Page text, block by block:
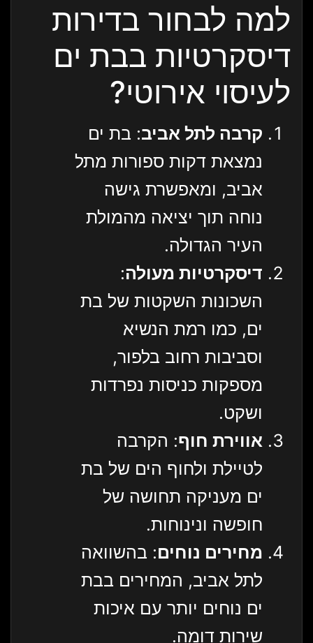
למה לבחור בדירות
דיסקרטיות בבת ים
לעיסוי אירוטי?
קרבה לתל אביב: בת ים
נמצאת דקות ספורות מתל
אביב, ומאפשרת גישה
נוחה תוך יציאה מהמולת
העיר הגדולה.
דיסקרטיות מעולה:
השכונות השקטות של בת
ים, כמו רמת הנשיא
וסביבות רחוב בלפור,
מספקות כניסות נפרדות
ושקט.
אווירת חוף: הקרבה
לטיילת ולחוף הים של בת
ים מעניקה תחושה של
חופשה ונינוחות.
מחירים נוחים: בהשוואה
לתל אביב, המחירים בבת
ים נוחים יותר עם איכות
שירות דומה.